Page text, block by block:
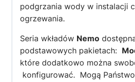
podgrzania wody w instalacji
ogrzewania.
Seria wkładów Nemo
podstawowych pakietach:
które dodatkowo można
konfigurować. Mogą